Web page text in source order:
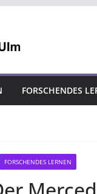
FORSCHENDES
FORSCHENDES LERNEN